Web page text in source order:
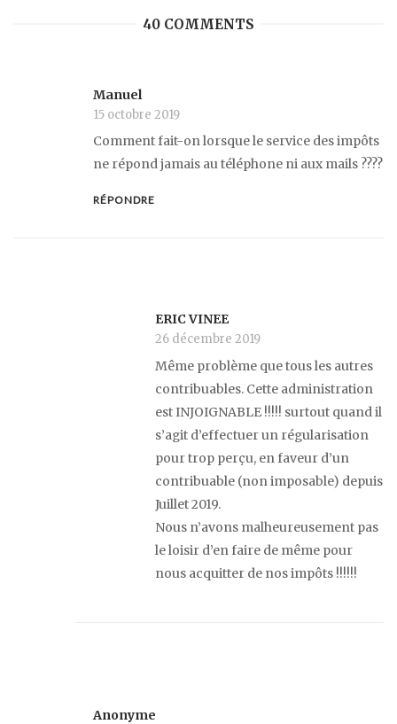
40 COMMENTS
Manuel
15 octobre 2019
Comment fait-on lorsque le service des impôts
ne répond jamais au téléphone ni aux mails ????
RÉPONDRE
ERIC VINEE
26 décembre 2019
Même problème que tous les autres
contribuables. Cette administration
est INJOIGNABLE !!!!! surtout quand il
s’agit d’effectuer un régularisation
pour trop perçu, en faveur d’un
contribuable (non imposable) depuis
Juillet 2019.
Nous n’avons malheureusement pas
le loisir d’en faire de même pour
nous acquitter de nos impôts !!!!!!
Anonyme